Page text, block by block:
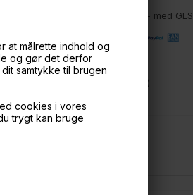
at målrette indhold og
og gør det derfor
samtykke til brugen
cookies i vores
trygt kan bruge
v. køb over 999,- ellers fra 49,- med GLS
50446800 (9-12)
(24/7)